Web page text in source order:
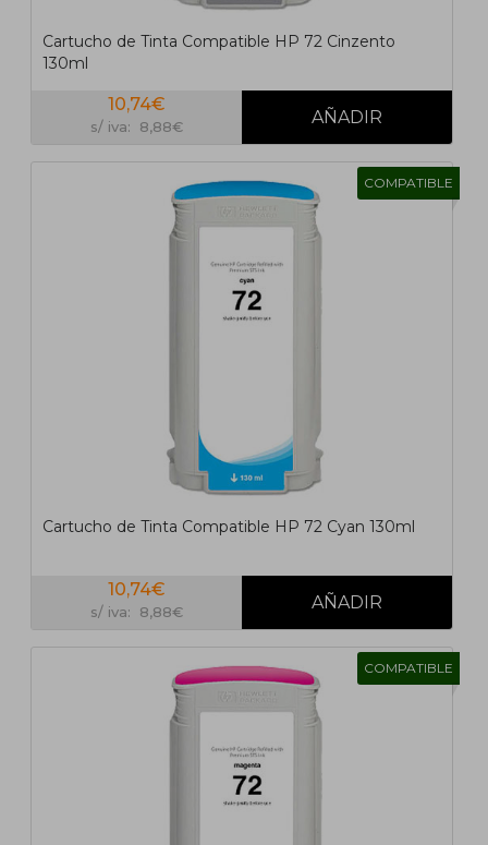
Cartucho de Tinta Compatible HP 72 Cinzento
130ml
10,74€
s/ iva: 8,88€
COMPATIBLE
Cartucho de Tinta Compatible HP 72 Cyan 130ml
10,74€
s/ iva: 8,88€
COMPATIBLE